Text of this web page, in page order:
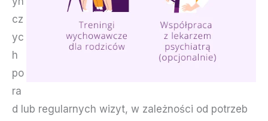
cz
yc
h
po
ra
d lub regularnych wizyt, w zależności od potrzeb